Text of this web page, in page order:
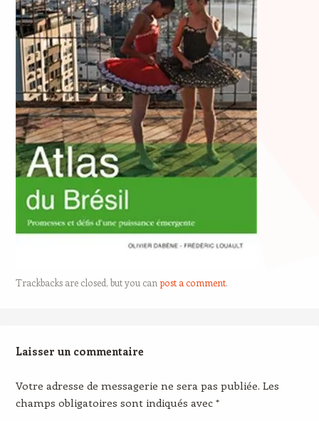
Trackbacks are closed, but you can post a comment.
Laisser un commentaire
Votre adresse de messagerie ne sera pas publiée. Les
champs obligatoires sont indiqués avec *